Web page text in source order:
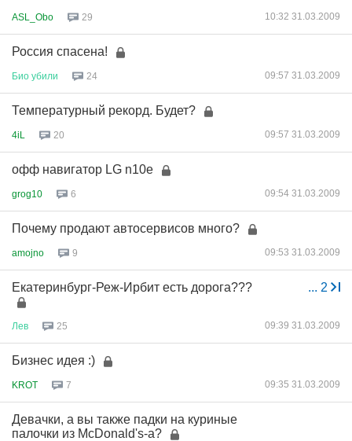
ASL_Obo 29 10:32 31.03.2009
Россия спасена!
Био убили 24 09:57 31.03.2009
Температурный рекорд. Будет?
4iL 20 09:57 31.03.2009
офф навигатор LG n10e
grog10 6 09:54 31.03.2009
Почему продают автосервисов много?
amojno 9 09:53 31.03.2009
... 2
Екатеринбург-Реж-Ирбит есть дорога???
Лев 25 09:39 31.03.2009
Бизнес идея :)
KROT 7 09:35 31.03.2009
Девачки, а вы также падки на куриные
палочки из McDonald's-а?